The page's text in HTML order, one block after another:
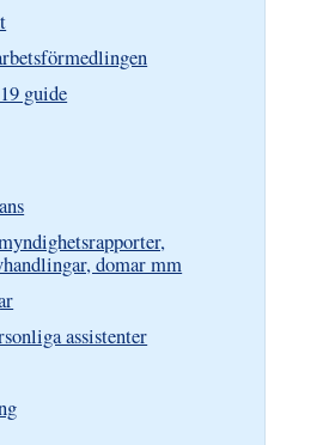
guide
domar mm
assistenter